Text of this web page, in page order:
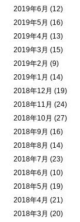
2019年6月 (12)
2019年5月 (16)
2019年4月 (13)
2019年3月 (15)
2019年2月 (9)
2019年1月 (14)
2018年12月 (19)
2018年11月 (24)
2018年10月 (27)
2018年9月 (16)
2018年8月 (14)
2018年7月 (23)
2018年6月 (10)
2018年5月 (19)
2018年4月 (21)
2018年3月 (20)